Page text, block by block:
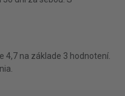
4,7 na základe 3 hodnotení.